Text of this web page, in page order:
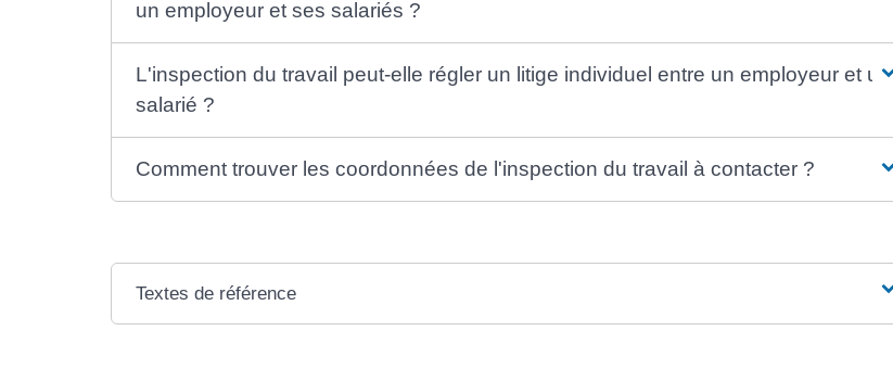
un employeur et ses salariés ?
L'inspection du travail peut-elle régler un litige individuel entre un employeur et un
salarié ?
Comment trouver les coordonnées de l'inspection du travail à contacter ?
Textes de référence